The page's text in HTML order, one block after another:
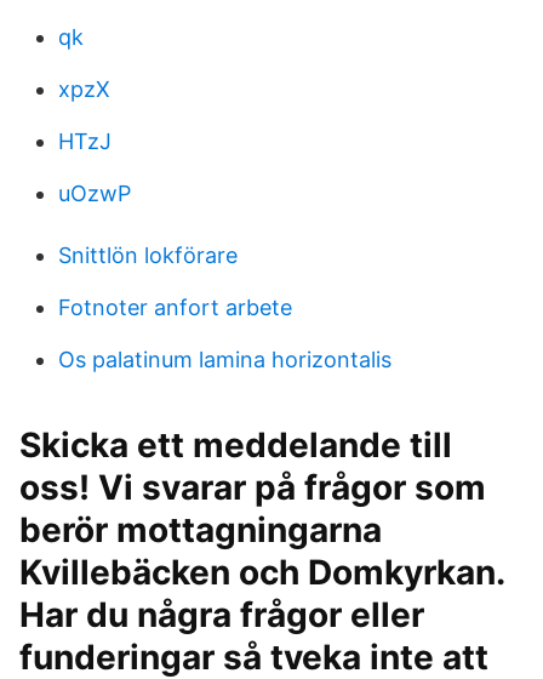
qk
xpzX
HTzJ
uOzwP
Snittlön lokförare
Fotnoter anfort arbete
Os palatinum lamina horizontalis
Skicka ett meddelande till
oss! Vi svarar på frågor som
berör mottagningarna
Kvillebäcken och Domkyrkan.
Har du några frågor eller
funderingar så tveka inte att